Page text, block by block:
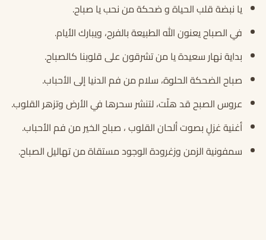
يا نبضة قلب الحياة و ضحكة من نحب يا صباح.
في الصباح يعنون الله الطبيعة بالفرح، ويبارك الأيام.
بداية نهار سعيدة يا من تشرقون على قلوبنا كالصباح.
صباح الضحكة الحلوة، سلام من فم الدنيا إلى الأحباب.
عروس الصبح قد هلّت، لتنشر سحرها في الأرض وتزهر القلوب.
أغنية غزلٍ بصوت ألحان القلوب ، صباح الخير من فم الأحباب.
سمفونية الزمن وزغرودة الوجود مستقاة من تهاليل الصباح.